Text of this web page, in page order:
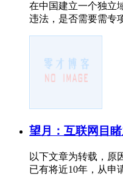
在中国建立一个独立
违法，是否需要需专
望月：互联网目
以下文章为转载，原
已有将近10年，从申